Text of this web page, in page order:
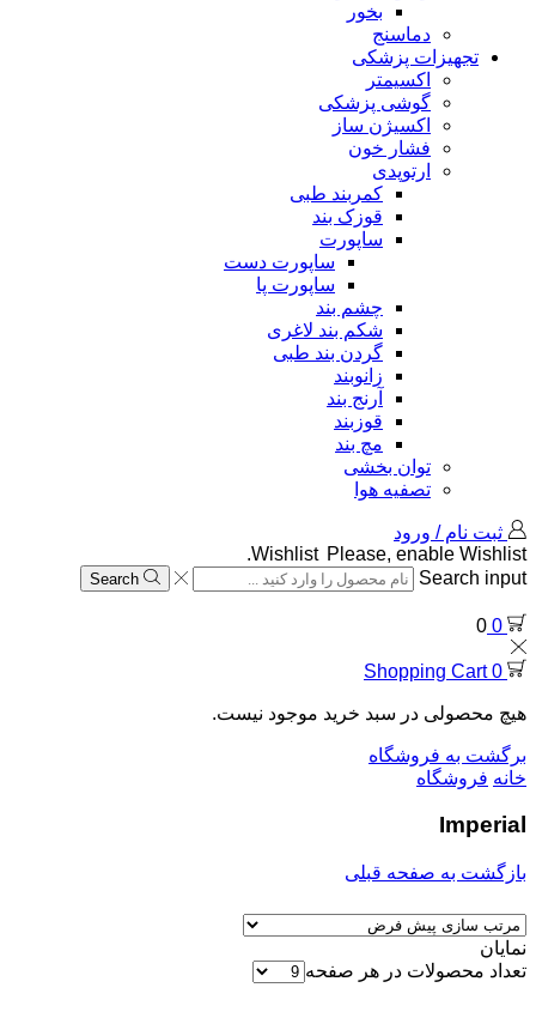
بخور
دماسنج
تجهیزات پزشکی
اکسیمتر
گوشی پزشکی
اکسیژن ساز
فشار خون
ارتوپدی
کمربند طبی
قوزک بند
ساپورت
ساپورت دست
ساپورت پا
چشم بند
شکم بند لاغری
گردن بند طبی
زانوبند
آرنج بند
قوزبند
مچ بند
توان بخشی
تصفیه هوا
ثبت نام / ورود
Wishlist Please, enable Wishlist.
Search input
Search
0
0
0
Shopping Cart
هیچ محصولی در سبد خرید موجود نیست.
برگشت به فروشگاه
خانه فروشگاه
Imperial
بازگشت به صفحه قبلی
نمایان
تعداد محصولات در هر صفحه